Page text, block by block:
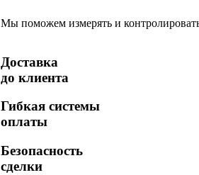
Мы поможем измерять и
Доставка
до клиента
Гибкая системы
оплаты
Безопасность
сделки